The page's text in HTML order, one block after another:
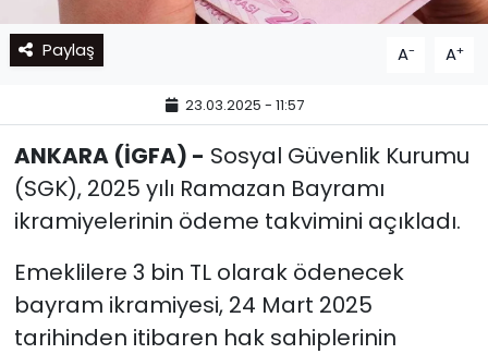
Paylaş A- A+
23.03.2025 - 11:57
ANKARA (İGFA) - Sosyal Güvenlik Kurumu
(SGK), 2025 yılı Ramazan Bayramı
ikramiyelerinin ödeme takvimini açıkladı.
Emeklilere 3 bin TL olarak ödenecek
bayram ikramiyesi, 24 Mart 2025
tarihinden itibaren hak sahiplerinin